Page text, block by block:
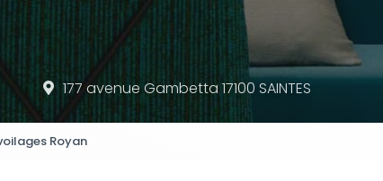
177 avenue Gambetta 17100 SAINTES
Royan